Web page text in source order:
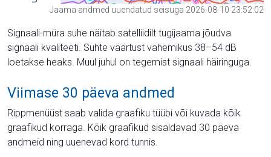
Jaama andmed uuendatud seisuga 2026-08-10 23:52:02
Signaali-müra suhe näitab satelliidilt tugijaama jõudva
signaali kvaliteeti. Suhte väärtust vahemikus 38–54 dB
loetakse heaks. Muul juhul on tegemist signaali häiringuga.
Viimase 30 päeva andmed
Rippmenüüst saab valida graafiku tüübi või kuvada kõik
graafikud korraga. Kõik graafikud sisaldavad 30 päeva
andmeid ning uuenevad kord tunnis.